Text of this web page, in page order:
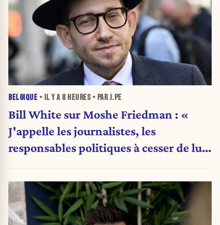
BELGIQUE • IL Y A 8 HEURES• PAR J.PE
Bill White sur Moshe Friedman : «
J'appelle les journalistes, les
responsables politiques à cesser de lui